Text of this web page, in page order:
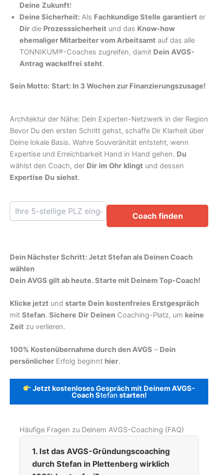
Deine Zukunft!
Deine Sicherheit: Als Fachkundige Stelle garantiert er
Dir die Prozesssicherheit und das Know-how
ehemaliger Mitarbeiter vom Arbeitsamt auf das alle
TONNIKUM®-Coaches zugreifen, damit Dein AVGS-
Antrag wackelfrei steht.
Sein Motto: Start: In 3 Wochen zur Finanzierungszusage!
Architektur der Nähe: Dein Experten-Netzwerk in der Region
Bevor Du den ersten Schritt gehst, schaffe Dir Klarheit über
Deine lokale Basis. Wahre Souveränität entsteht, wenn
Expertise und Erreichbarkeit Hand in Hand gehen. Du
wählst den Coach, der Dir im Ohr klingt und dessen
Expertise Du siehst.
Coach finden
Dein Nächster Schritt: Jetzt Stefan als Deinen Coach
wählen
Dein AVGS gilt ab heute. Starte mit Deinem Top-Coach!
Klicke jetzt und starte Dein kostenfreies Erstgespräch
mit Stefan. Sichere Dir Deinen Coaching-Platz, um keine
Zeit zu verlieren.
100% Kostenübernahme durch den AVGS – Dein
persönlicher Erfolg beginnt hier.
Jetzt kostenloses Gespräch mit Deinem AVGS-
Coach Stefan starten!
Häufige Fragen zu Deinem AVGS-Coaching (FAQ)
1. Ist das AVGS-Gründungscoaching
durch Stefan in Plettenberg wirklich